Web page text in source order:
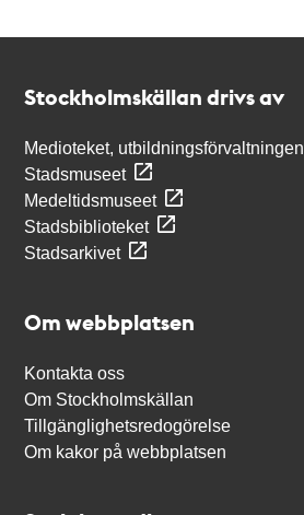
Stockholmskällan drivs av
Medioteket, utbildningsförvaltningen
Stadsmuseet
Medeltidsmuseet
Stadsbiblioteket
Stadsarkivet
Om webbplatsen
Kontakta oss
Om Stockholmskällan
Tillgänglighetsredogörelse
Om kakor på webbplatsen